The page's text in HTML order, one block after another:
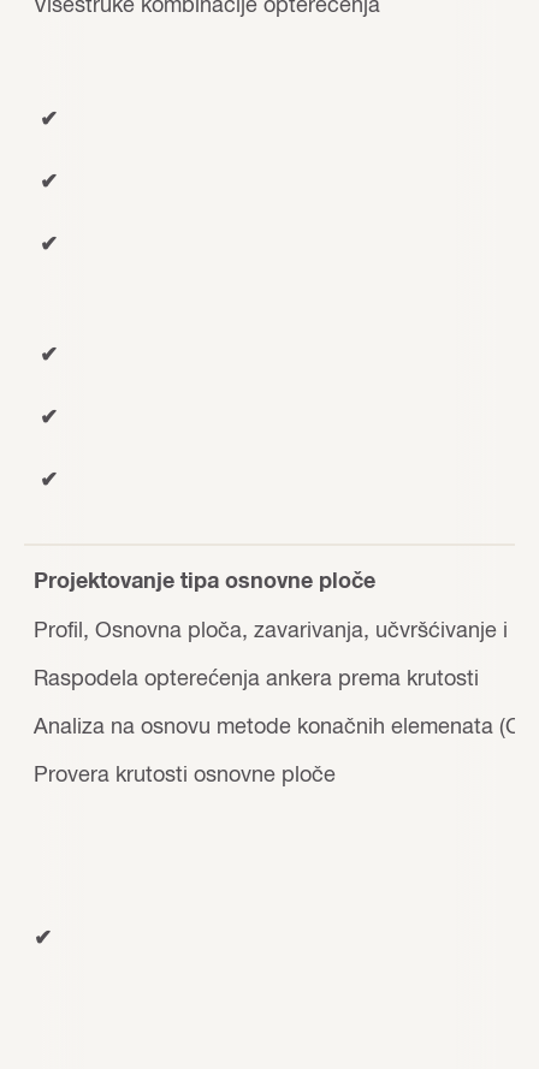
✔
✔
✔
✔
✔
✔
Projektovanje tipa osnovne ploče
Profil, Osnovna ploča, zavarivanja, učvršćivanje i
Raspodela opterećenja ankera prema krutosti
Analiza na osnovu metode konačnih elemenata
Provera krutosti osnovne ploče
✔